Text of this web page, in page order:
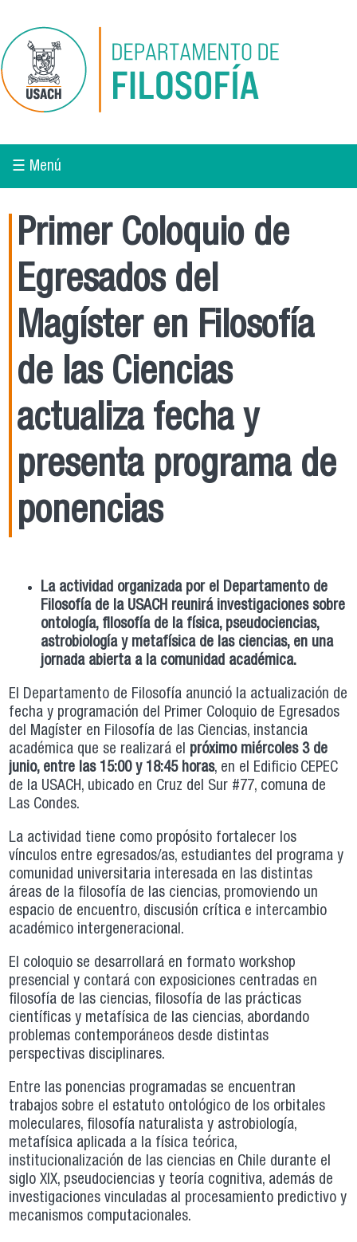
☰ Menú
Primer Coloquio de
Egresados del
Magíster en Filosofía
de las Ciencias
actualiza fecha y
presenta programa de
ponencias
La actividad organizada por el Departamento de
Filosofía de la USACH reunirá investigaciones sobre
ontología, filosofía de la física, pseudociencias,
astrobiología y metafísica de las ciencias, en una
jornada abierta a la comunidad académica.
El Departamento de Filosofía anunció la actualización de
fecha y programación del Primer Coloquio de Egresados
del Magíster en Filosofía de las Ciencias, instancia
académica que se realizará el próximo miércoles 3 de
junio, entre las 15:00 y 18:45 horas, en el Edificio CEPEC
de la USACH, ubicado en Cruz del Sur #77, comuna de
Las Condes.
La actividad tiene como propósito fortalecer los
vínculos entre egresados/as, estudiantes del programa y
comunidad universitaria interesada en las distintas
áreas de la filosofía de las ciencias, promoviendo un
espacio de encuentro, discusión crítica e intercambio
académico intergeneracional.
El coloquio se desarrollará en formato workshop
presencial y contará con exposiciones centradas en
filosofía de las ciencias, filosofía de las prácticas
científicas y metafísica de las ciencias, abordando
problemas contemporáneos desde distintas
perspectivas disciplinares.
Entre las ponencias programadas se encuentran
trabajos sobre el estatuto ontológico de los orbitales
moleculares, filosofía naturalista y astrobiología,
metafísica aplicada a la física teórica,
institucionalización de las ciencias en Chile durante el
siglo XIX, pseudociencias y teoría cognitiva, además de
investigaciones vinculadas al procesamiento predictivo y
mecanismos computacionales.